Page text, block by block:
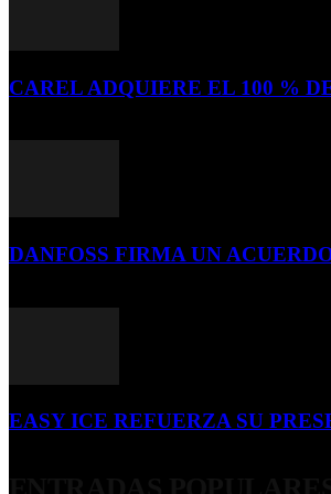
CAREL ADQUIERE EL 100 %
DANFOSS FIRMA UN
EASY ICE REFUERZA SU